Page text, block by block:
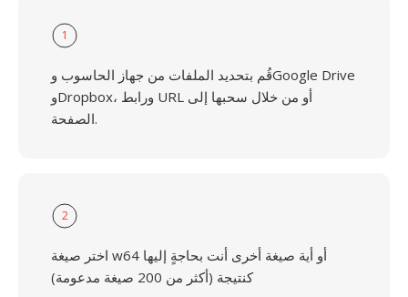
1
قُم بتحديد الملفات من جهاز الحاسوب وGoogle Drive
وDropbox، ورابط URL أو من خلال سحبها إلى
الصفحة.
2
اختر صيغة w64 أو أية صيغة أخرى أنت بحاجةٍ إليها
كنتيجة (أكثر من 200 صيغة مدعومة)